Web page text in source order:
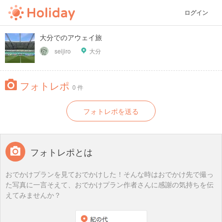
ログイン
大分でのアウェイ旅
seijiro 大分
フォトレポ 0 件
フォトレポを送る
フォトレポとは
おでかけプランを見ておでかけした！そんな時はおでかけ先で撮っ
た写真に一言そえて、おでかけプラン作者さんに感謝の気持ちを伝
えてみませんか？